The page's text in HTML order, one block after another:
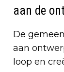
aan de
De
aan
loop en